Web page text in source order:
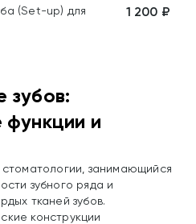
(Set-up) для
1 200 ₽
зубов:
функции и
занимающийся
зубного ряда и
тканей зубов.
конструкции